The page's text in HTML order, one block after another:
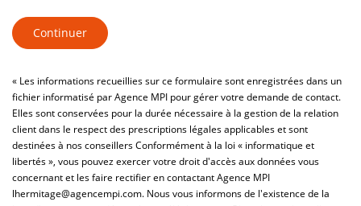
Continuer
« Les informations recueillies sur ce formulaire sont enregistrées dans un
fichier informatisé par Agence MPI pour gérer votre demande de contact.
Elles sont conservées pour la durée nécessaire à la gestion de la relation
client dans le respect des prescriptions légales applicables et sont
destinées à nos conseillers Conformément à la loi « informatique et
libertés », vous pouvez exercer votre droit d'accès aux données vous
concernant et les faire rectifier en contactant Agence MPI
lhermitage@agencempi.com. Nous vous informons de l'existence de la